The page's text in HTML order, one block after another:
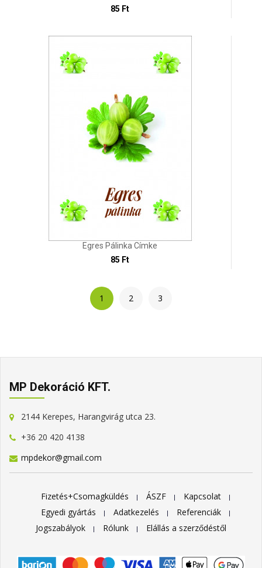
85 Ft
Egres Pálinka Címke
85 Ft
1 2 3
MP Dekoráció KFT.
2144 Kerepes, Harangvirág utca 23.
+36 20 420 4138
mpdekor@gmail.com
Fizetés+Csomagküldés ÁSZF
Kapcsolat
Egyedi gyártás
Adatkezelés
Referenciák
Jogszabályok
Rólunk Elállás a szerződéstől